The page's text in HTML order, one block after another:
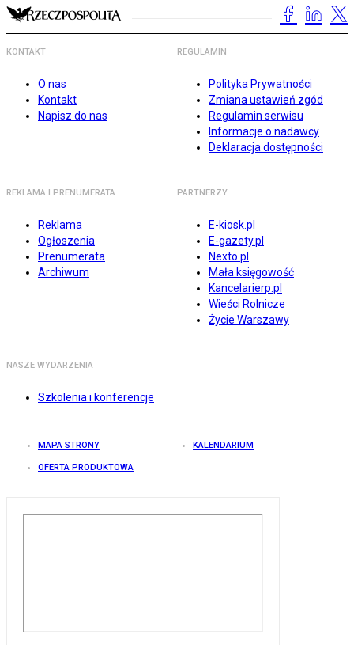
KONTAKT
O nas
Kontakt
Napisz do nas
REGULAMIN
Polityka Prywatności
Zmiana ustawień zgód
Regulamin serwisu
Informacje o nadawcy
Deklaracja dostępności
REKLAMA I PRENUMERATA
Reklama
Ogłoszenia
Prenumerata
Archiwum
PARTNERZY
E-kiosk.pl
E-gazety.pl
Nexto.pl
Mała księgowość
Kancelarierp.pl
Wieści Rolnicze
Życie Warszawy
NASZE WYDARZENIA
Szkolenia i konferencje
MAPA STRONY KALENDARIUM
OFERTA PRODUKTOWA